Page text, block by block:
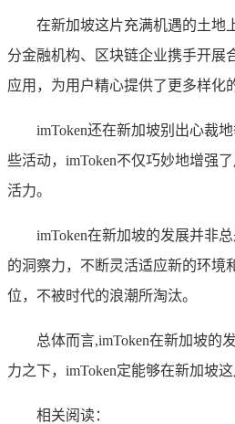
在新加坡这片充满机遇的土地
分金融机构、区块链企业携手开展
应用，为用户精心提供了更多样化
imToken还在新加坡别出心裁
些活动，imToken不仅巧妙地增强
活力。
imToken在新加坡的发展并非
的洞察力，不断灵活适应新的环境
位，不被时代的浪潮所淘汰。
总体而言,imToken在新加坡的
力之下，imToken定能够在新加坡
相关阅读：